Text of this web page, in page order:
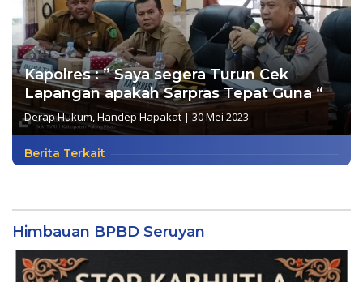
Kapolres : ” Saya segera Turun Cek
Lapangan apakah Sarpras Tepat Guna “
Derap Hukum,Handep Hapakat | 30 Mei 2023
Berita Terkait
Himbauan BPBD Seruyan